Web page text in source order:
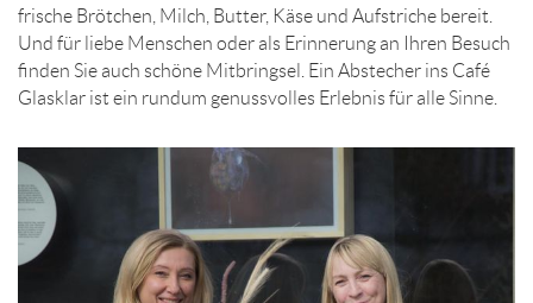
frische Brötchen, Milch, Butter, Käse und Aufstriche bereit.
Und für liebe Menschen oder als Erinnerung an Ihren Besuch
finden Sie auch schöne Mitbringsel. Ein Abstecher ins Café
Glasklar ist ein rundum genussvolles Erlebnis für alle Sinne.